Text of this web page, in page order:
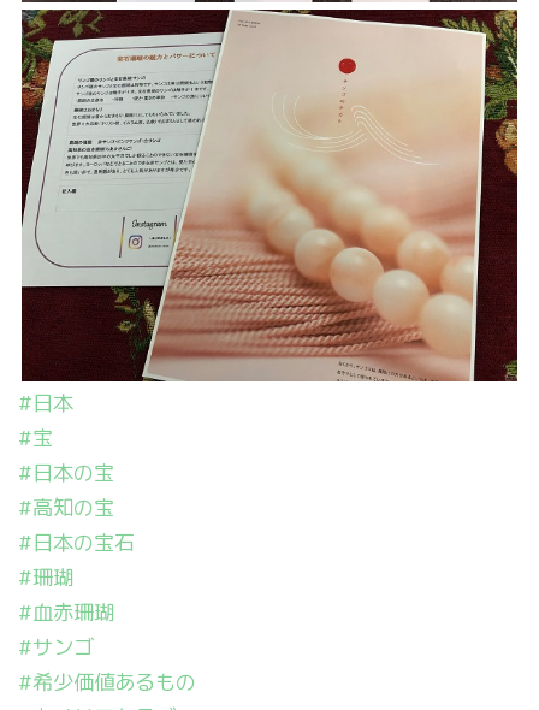
#日本
#宝
#日本の宝
#高知の宝
#日本の宝石
#珊瑚
#血赤珊瑚
#サンゴ
#希少価値あるもの